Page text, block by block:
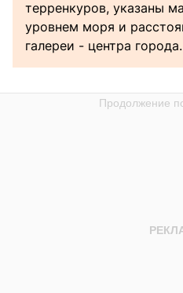
терренкуров, указаны
уровнем моря и
галереи - центра города.